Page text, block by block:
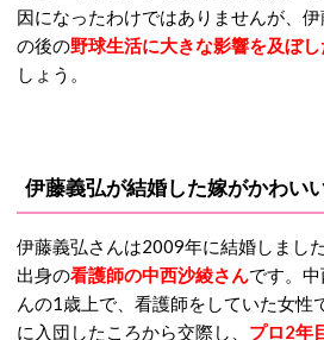
因になったわけではありませんが、
の後の野球生活に大きな影響を及ぼ
しょう。
伊藤義弘が結婚した嫁がかわい
伊藤義弘さんは2009年に結婚しまし
出身の看護師の中西沙綾さんです。
んの1歳上で、看護師をしていた女性
に入団したころから交際し、 プロ2年